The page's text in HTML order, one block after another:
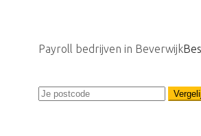
Payroll bedrijven in Beverwijk